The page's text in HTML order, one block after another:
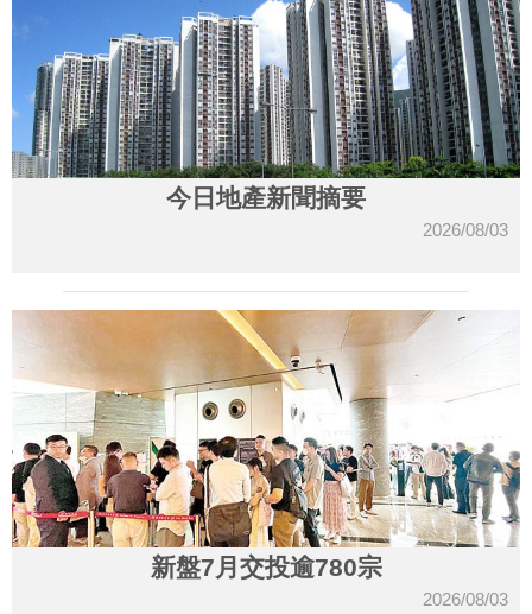
今日地產新聞摘要
2026/08/03
新盤7月交投逾780宗
2026/08/03